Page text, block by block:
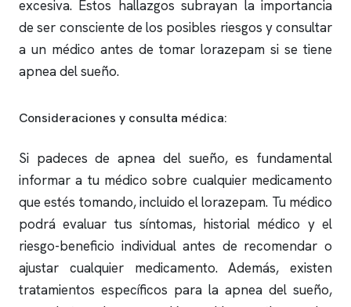
excesiva. Estos hallazgos subrayan la importancia
de ser consciente de los posibles riesgos y consultar
a un médico antes de tomar lorazepam si se tiene
apnea del sueño.
Consideraciones y consulta médica:
Si padeces deapnea del sueño, es fundamental
informar a tu médico sobre cualquier medicamento
que estés tomando, incluido el lorazepam. Tu médico
podrá evaluar tus síntomas, historial médico y el
riesgo-beneficio individual antes de recomendar o
ajustar cualquier medicamento. Además, existen
tratamientos específicos para la apnea del sueño,